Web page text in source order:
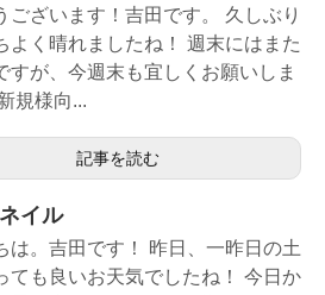
ございます！吉田です。 久しぶり
よく晴れましたね！ 週末にはまた
すが、今週末も宜しくお願いしま
規様向...
記事を読む
イル
は。吉田です！ 昨日、一昨日の土
ても良いお天気でしたね！ 今日か